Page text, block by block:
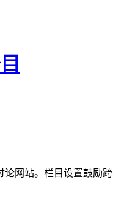
论网站。栏目设置鼓励